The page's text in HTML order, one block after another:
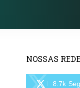
NOSSAS
8.7k